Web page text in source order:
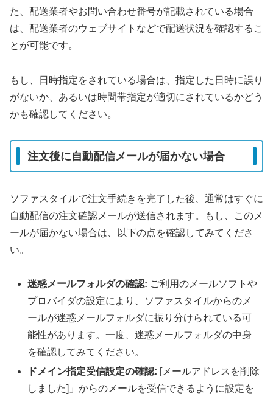
た、配送業者やお問い合わせ番号が記載されている場合
は、配送業者のウェブサイトなどで配送状況を確認するこ
とが可能です。
もし、日時指定をされている場合は、指定した日時に誤り
がないか、あるいは時間帯指定が適切にされているかどう
かも確認してください。
注文後に自動配信メールが届かない場合
ソファスタイルで注文手続きを完了した後、通常はすぐに
自動配信の注文確認メールが送信されます。もし、このメ
ールが届かない場合は、以下の点を確認してみてくださ
い。
迷惑メールフォルダの確認: ご利用のメールソフトや
プロバイダの設定により、ソファスタイルからのメ
ールが迷惑メールフォルダに振り分けられている可
能性があります。一度、迷惑メールフォルダの中身
を確認してみてください。
ドメイン指定受信設定の確認: [メールアドレスを削除
しました]」からのメールを受信できるように設定を